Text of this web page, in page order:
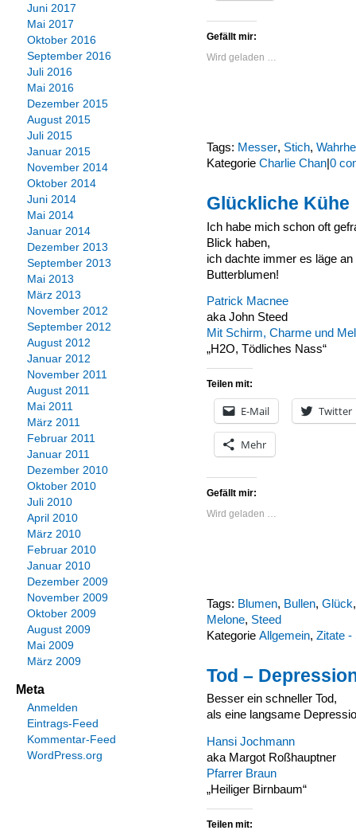
Gefällt mir:
Wird geladen …
Tags: Messer, Stich,
Kategorie Charlie Chan|0
Glückliche Kühe
Ich habe mich schon oft
Blick haben,
ich dachte immer es läge
Butterblumen!
Patrick Macnee
aka John Steed
Mit Schirm, Charme und
„H2O, Tödliches Nass“
Teilen mit:
E-Mail Twitter
Mehr
Gefällt mir:
Wird geladen …
Tags: Blumen, Bullen, Glück
Melone, Steed
Kategorie Allgemein, Zitate -
Tod –
Besser ein schneller Tod,
als eine langsame
Hansi Jochmann
aka Margot Roßhauptner
Pfarrer Braun
„Heiliger Birnbaum“
Teilen mit:
Juni 2017
Mai 2017
Oktober 2016
September 2016
Juli 2016
Mai 2016
Dezember 2015
August 2015
Juli 2015
Januar 2015
November 2014
Oktober 2014
Juni 2014
Mai 2014
Januar 2014
Dezember 2013
September 2013
Mai 2013
März 2013
November 2012
September 2012
August 2012
Januar 2012
November 2011
August 2011
Mai 2011
März 2011
Februar 2011
Januar 2011
Dezember 2010
Oktober 2010
Juli 2010
April 2010
März 2010
Februar 2010
Januar 2010
Dezember 2009
November 2009
Oktober 2009
August 2009
Mai 2009
März 2009
Meta
Anmelden
Eintrags-Feed
Kommentar-Feed
WordPress.org